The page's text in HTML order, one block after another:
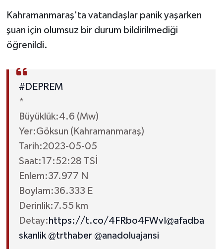
Kahramanmaraş'ta vatandaşlar panik yaşarken
şuan için olumsuz bir durum bildirilmediği
öğrenildi.
#DEPREM
*
Büyüklük:4.6 (Mw)
Yer:Göksun (Kahramanmaraş)
Tarih:2023-05-05
Saat:17:52:28 TSİ
Enlem:37.977 N
Boylam:36.333 E
Derinlik:7.55 km
Detay: https://t.co/4FRbo4FWvI @afadba
skanlik @trthaber @anadoluajansi
YAŞAM
KÜLTÜR SANAT